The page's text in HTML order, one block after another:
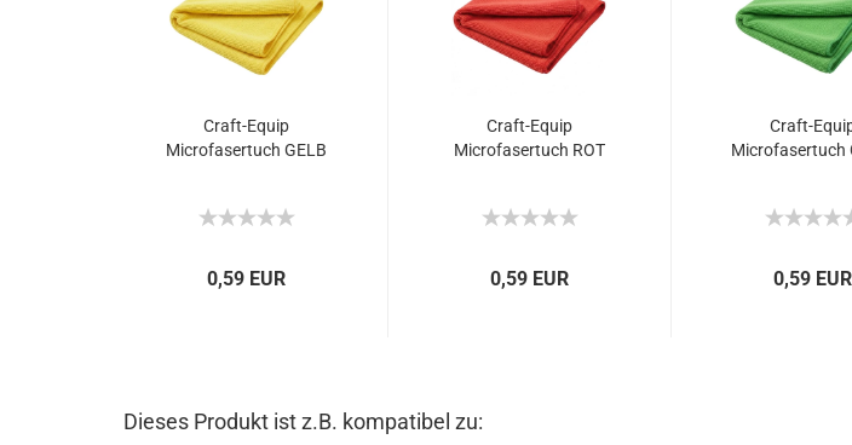
Craft-Equip
Microfasertuch GELB
0,59 EUR
Craft-Equip
Microfasertuch ROT
0,59 EUR
Craft-
Microfasertuch
0,59 EUR
Dieses Produkt ist z.B. kompatibel zu: